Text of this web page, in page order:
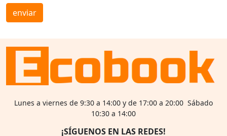
enviar
Lunes a viernes de 9:30 a 14:00 y de 17:00 a 20:00 Sábado
10:30 a 14:00
¡SÍGUENOS EN LAS REDES!